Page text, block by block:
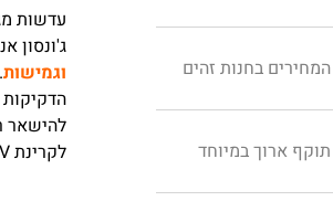
המחירים בחנות זהים
תוקף ארוך במיוחד
ג'ונסון
וגמישות
להישאר
לקרינת UV.